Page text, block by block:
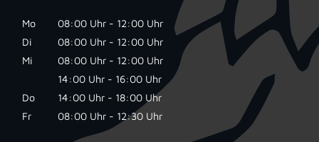
Mo
08:00 Uhr - 12:00 Uhr
Di
08:00 Uhr - 12:00 Uhr
Mi
08:00 Uhr - 12:00 Uhr
14:00 Uhr - 16:00 Uhr
Do
14:00 Uhr - 18:00 Uhr
Fr
08:00 Uhr - 12:30 Uhr